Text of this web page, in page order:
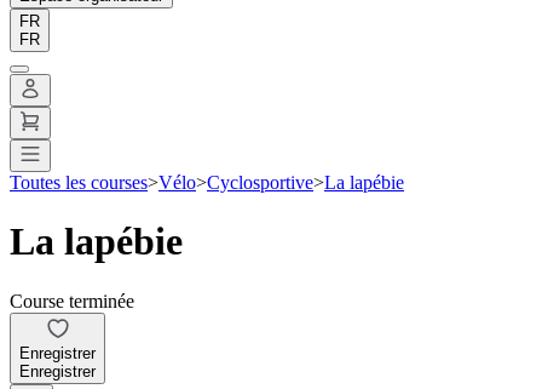
FR
FR
Toutes les courses>Vélo>Cyclosportive>La lapébie
La lapébie
Course terminée
Enregistrer
Enregistrer